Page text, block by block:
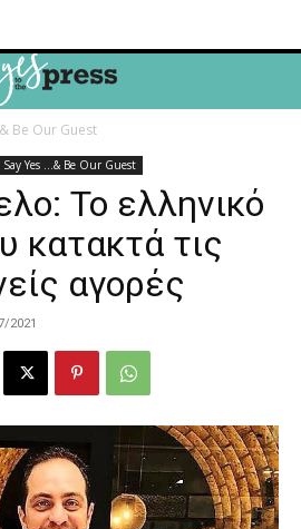
Be Our Guest
Say Yes ...& Be Our Guest
Το ελληνικό
κατακτά τις
αγορές
2021